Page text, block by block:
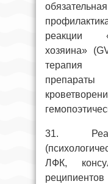
реакции
хозяина»
терапия
31.
ЛФК,